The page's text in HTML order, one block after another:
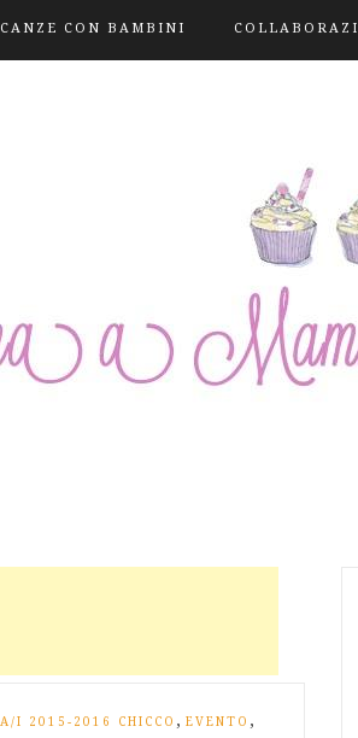
CON BAMBINI
I 2015-2016 CHICCO , EVENTO ,